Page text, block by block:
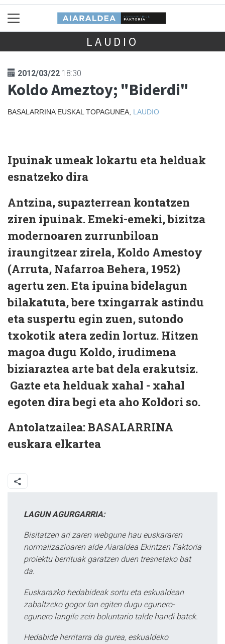
LAUDIO
2012/03/22 18:30
Koldo Ameztoy; "Biderdi"
BASALARRINA EUSKAL TOPAGUNEA, LAUDIO
Ipuinak umeak lokartu eta helduak
esnatzeko dira
Antzina, supazterrean kontatzen
ziren ipuinak. Emeki-emeki, bizitza
modernoaren zurrunbiloan
iraungitzear zirela, Koldo Amestoy
(Arruta, Nafarroa Behera, 1952)
agertu zen. Eta ipuina bidelagun
bilakatuta, bere txingarrak astindu
eta suspertu egin zuen, sutondo
txokotik atera zedin lortuz. Hitzen
magoa dugu Koldo, irudimena
biziaraztea arte bat dela erakutsiz.
Gazte eta helduak xahal - xahal
egoten dira begi eta aho Koldori so.
Antolatzailea: BASALARRINA
euskara elkartea
LAGUN AGURGARRIA:
Bisitatzen ari zaren webgune hau euskararen
normalizazioaren alde Aiaraldea Ekintzen Faktoria
proiektu berrituak garatzen duen tresnetako bat
da.
Euskarazko hedabideak sortu eta eskualdean
zabaltzeko gogor lan egiten dugu egunero-
egunero langile zein boluntario talde handi batek.
Hedabide herritarra da gurea, eskualdeko